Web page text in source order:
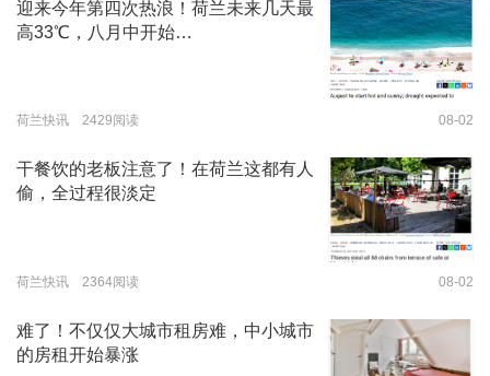
迎来今年第四次热浪！荷兰未来几天最
高33℃，八月中开始…
荷兰快讯 2429阅读 08-02
干餐饮的老板注意了！在荷兰这都有人
偷，全过程很淡定
荷兰快讯 2364阅读 08-02
难了！不仅仅大城市租房难，中小城市
的房租开始暴涨